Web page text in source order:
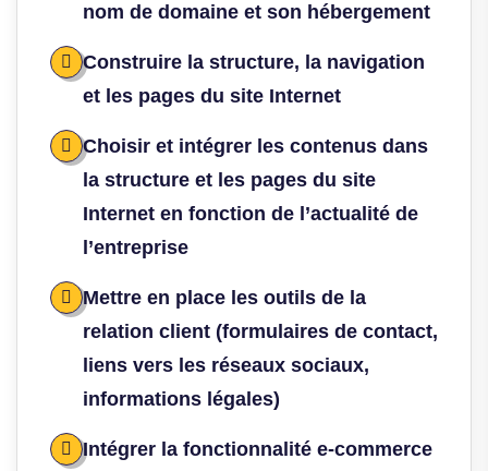
nom de domaine et son hébergement
Construire la structure, la navigation
et les pages du site Internet
Choisir et intégrer les contenus dans
la structure et les pages du site
Internet en fonction de l’actualité de
l’entreprise
Mettre en place les outils de la
relation client (formulaires de contact,
liens vers les réseaux sociaux,
informations légales)
Intégrer la fonctionnalité e-commerce